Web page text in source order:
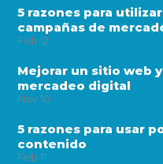
5 razones para
campañas de
Feb 12
Mejorar un sitio web
mercadeo digital
Nov 10
5 razones para usar
contenido
Feb 11